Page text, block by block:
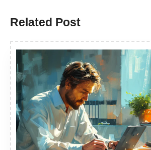
Related Post